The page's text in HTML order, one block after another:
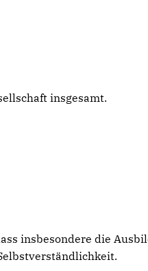
insgesamt.
insbesondere die